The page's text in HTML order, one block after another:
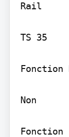
Rail
TS 35
Fonction
Non
Fonction